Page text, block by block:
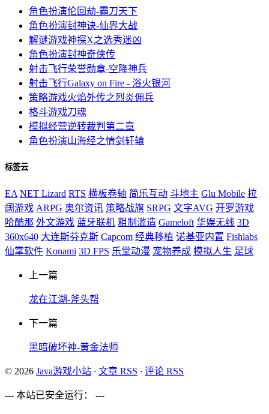
角色扮演伦回劫-霸刀天下
角色扮演封神诀-仙界大战
解谜游戏神探X之选秀迷凶
角色扮演封神奇侠传
射击飞行荣誉勋章-空降神兵
射击飞行Galaxy on Fire - 浴火银河
策略游戏火焰外传之烈炎佣兵
格斗游戏刀魂
模拟经营逆转裁判第二章
角色扮演山海经之情剑轩辕
标签云
EA NET Lizard RTS 横板卷轴 简乐互动 斗地主 Glu Mobile 拉
阔游戏 ARPG 奥尔资讯 策略战旗 SRPG 文字AVG 开罗游戏
哈酷那 外文游戏 蓝牙联机 粗制滥造 Gameloft 华娱无线 3D
360x640 大连斯芬克斯 Capcom 经典移植 诺基亚内置 Fishlabs
仙掌软件 Konami 3D FPS 乐堂动漫 宠物养成 模拟人生 足球
上一篇
龙在江湖-斧头帮
下一篇
黑暗破坏神-黄金法师
© 2026 Java游戏小站 · 文章 RSS · 评论 RSS
--- 本站已安全运行： ---